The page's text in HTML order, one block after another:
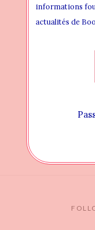
informations
actualités de